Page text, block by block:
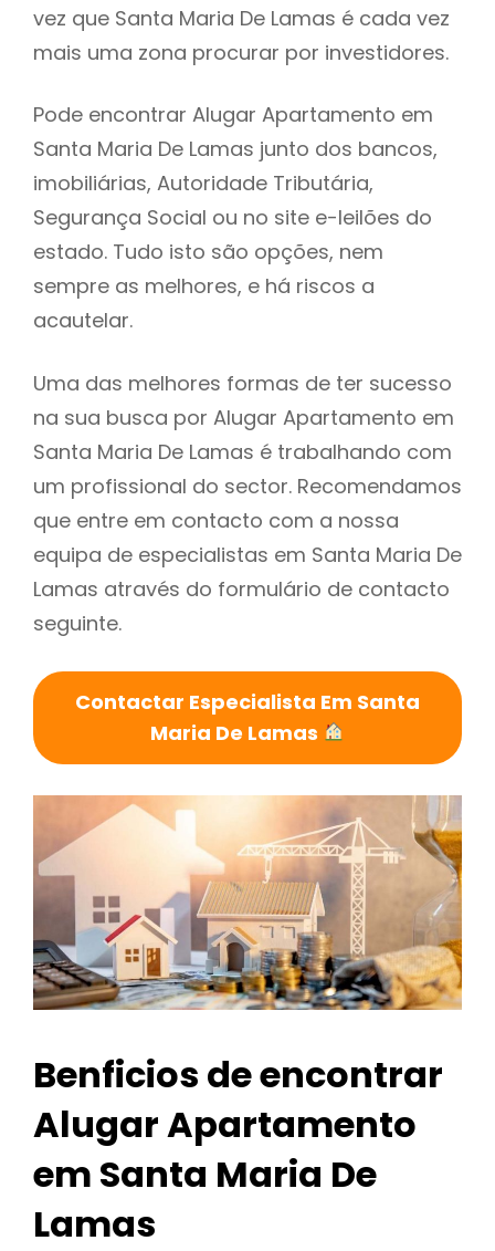
vez que Santa Maria De Lamas é cada vez
mais uma zona procurar por investidores.
Pode encontrar Alugar Apartamento em
Santa Maria De Lamas junto dos bancos,
imobiliárias, Autoridade Tributária,
Segurança Social ou no site e-leilões do
estado. Tudo isto são opções, nem
sempre as melhores, e há riscos a
acautelar.
Uma das melhores formas de ter sucesso
na sua busca por Alugar Apartamento em
Santa Maria De Lamas é trabalhando com
um profissional do sector. Recomendamos
que entre em contacto com a nossa
equipa de especialistas em Santa Maria De
Lamas através do formulário de contacto
seguinte.
Contactar Especialista Em Santa
Maria De Lamas
Benficios de encontrar
Alugar Apartamento
em Santa Maria De
Lamas